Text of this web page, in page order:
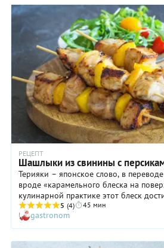
РЕЦЕПТ
Шашлыки из свинины с
Терияки – японское слово, в
вроде «карамельного блеска на
кулинарной практике этот блеск
маринования продуктов в точно выверенной по пропорции
соуса из сои, меда и прочих пряностей и приправ. Свинина -
лучшее мясо для таких
5 (4) 45 мин
gastronom